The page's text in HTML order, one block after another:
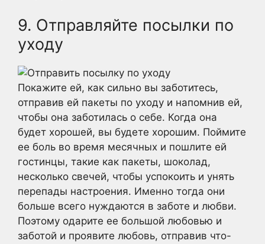
9. Отправляйте посылки по
уходу
Покажите ей, как сильно вы заботитесь,
отправив ей пакеты по уходу и напомнив ей,
чтобы она заботилась о себе. Когда она
будет хорошей, вы будете хорошим. Поймите
ее боль во время месячных и пошлите ей
гостинцы, такие как пакеты, шоколад,
несколько свечей, чтобы успокоить и унять
перепады настроения. Именно тогда они
больше всего нуждаются в заботе и любви.
Поэтому одарите ее большой любовью и
заботой и проявите любовь, отправив что-